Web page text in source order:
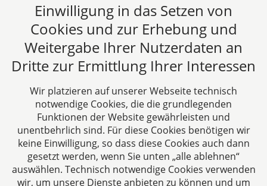
Wissenschaftliche Vereinigung für
Unternehmens und Gesellschaftsrecht
(VGR) e.V
Gesellschaft für Europäisches Transport-
und Verkehrsrecht e.V.
CTC LEGAL
Einwilligung in das Setzen von
Cookies und zur Erhebung und
Weitergabe Ihrer Nutzerdaten an
Dritte zur Ermittlung Ihrer Interessen
Wir platzieren auf unserer Webseite technisch
notwendige Cookies, die die grundlegenden
Funktionen der Website gewährleisten und
unentbehrlich sind. Für diese Cookies benötigen wir
keine Einwilligung, so dass diese Cookies auch dann
gesetzt werden, wenn Sie unten „alle ablehnen“
auswählen. Technisch notwendige Cookies verwenden
wir, um unsere Dienste anbieten zu können und um